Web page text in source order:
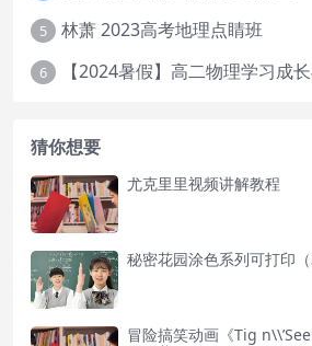
5 林萧 2023高考地理点睛班
6 【2024暑假】高二物理学习成
猜你想要
尤克里里视频讲解教程
秘密花园涂色系列可打印（
冒险搞笑动画《Tig